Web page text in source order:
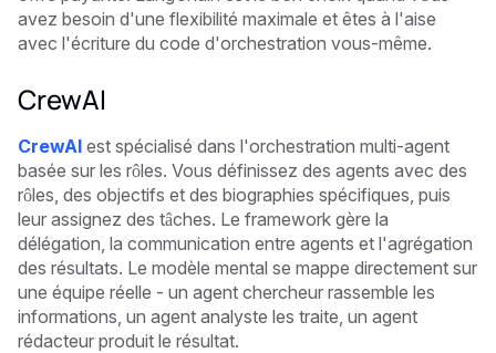
avez besoin d'une flexibilité maximale et êtes à l'aise
avec l'écriture du code d'orchestration vous-même.
CrewAI
CrewAI est spécialisé dans l'orchestration multi-agent
basée sur les rôles. Vous définissez des agents avec des
rôles, des objectifs et des biographies spécifiques, puis
leur assignez des tâches. Le framework gère la
délégation, la communication entre agents et l'agrégation
des résultats. Le modèle mental se mappe directement sur
une équipe réelle - un agent chercheur rassemble les
informations, un agent analyste les traite, un agent
rédacteur produit le résultat.